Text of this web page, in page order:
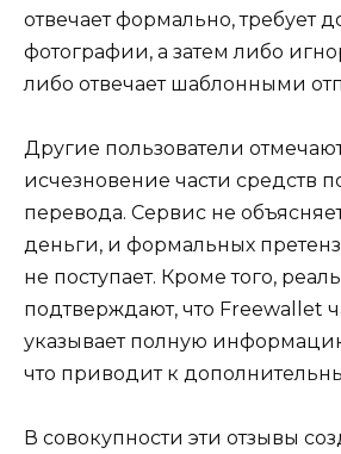
отвечает формально, требует
фотографии, а затем либо
либо отвечает шаблонными
Другие пользователи
исчезновение части средств
перевода. Сервис не
деньги, и формальных
не поступает. Кроме того,
подтверждают, что Freewallet
указывает полную
что приводит к
В совокупности эти отзывы